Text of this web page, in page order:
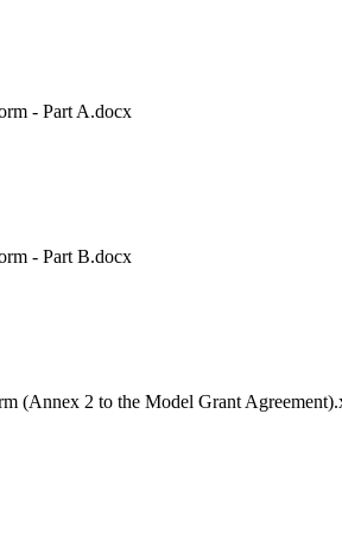
- Part A.docx
- Part B.docx
(Annex 2 to the Model Grant